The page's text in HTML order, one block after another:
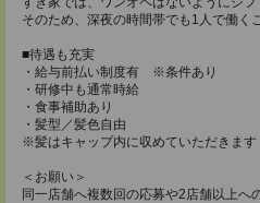
そのため、深夜の時間帯でも1人で働く
■待遇も充実
・給与前払い制度有 ※条件あり
・研修中も通常時給
・食事補助あり
・髪型／髪色自由
※髪はキャップ内に収めていただきます
＜お願い＞
同一店舗へ複数回の応募や2店舗以上へ